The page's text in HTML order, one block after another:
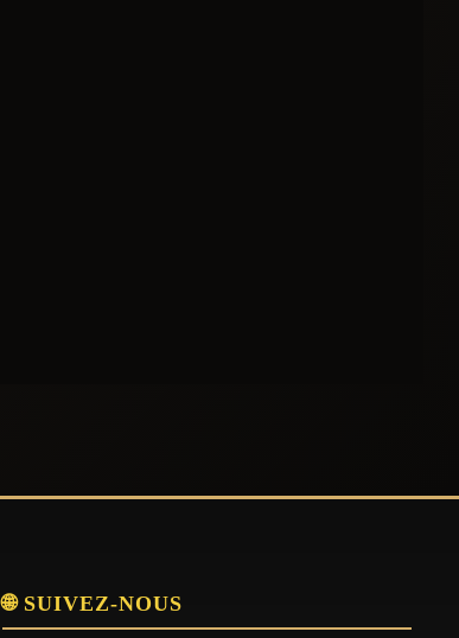
🌐 SUIVEZ-NOUS